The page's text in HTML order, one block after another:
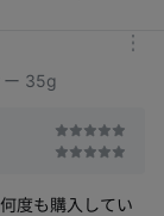
ー 35g
度も購入してい